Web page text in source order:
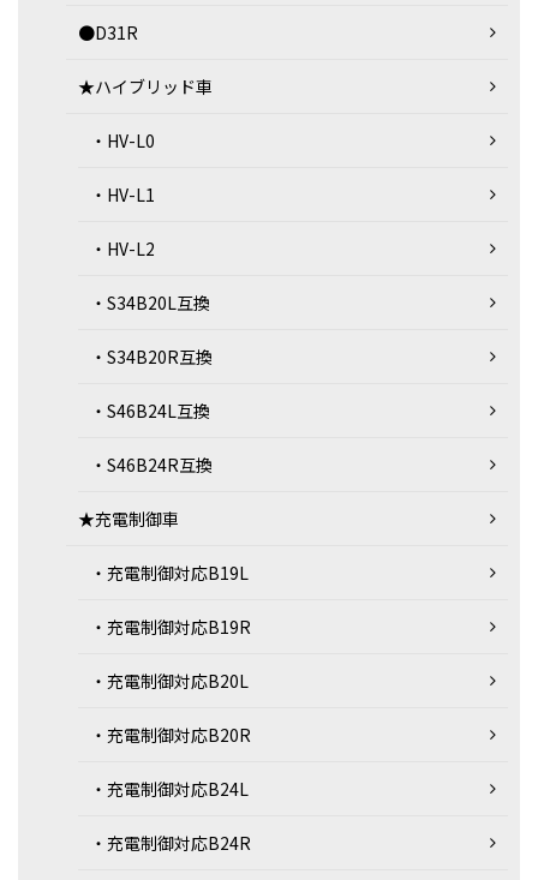
●D31R
★ハイブリッド車
・HV-L0
・HV-L1
・HV-L2
・S34B20L互換
・S34B20R互換
・S46B24L互換
・S46B24R互換
★充電制御車
・充電制御対応B19L
・充電制御対応B19R
・充電制御対応B20L
・充電制御対応B20R
・充電制御対応B24L
・充電制御対応B24R